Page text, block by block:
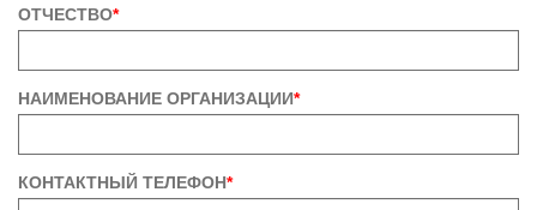
ОТЧЕСТВО*
НАИМЕНОВАНИЕ ОРГАНИЗАЦИИ*
КОНТАКТНЫЙ ТЕЛЕФОН*